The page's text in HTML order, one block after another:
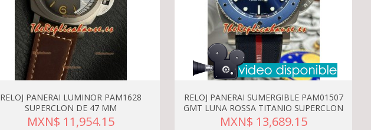
RELOJ PANERAI LUMINOR PAM1628
SUPERCLON DE 47 MM
MXN$ 11,954.15
RELOJ PANERAI SUMERGIBLE PAM01507
GMT LUNA ROSSA TITANIO SUPERCLON
MXN$ 13,689.15